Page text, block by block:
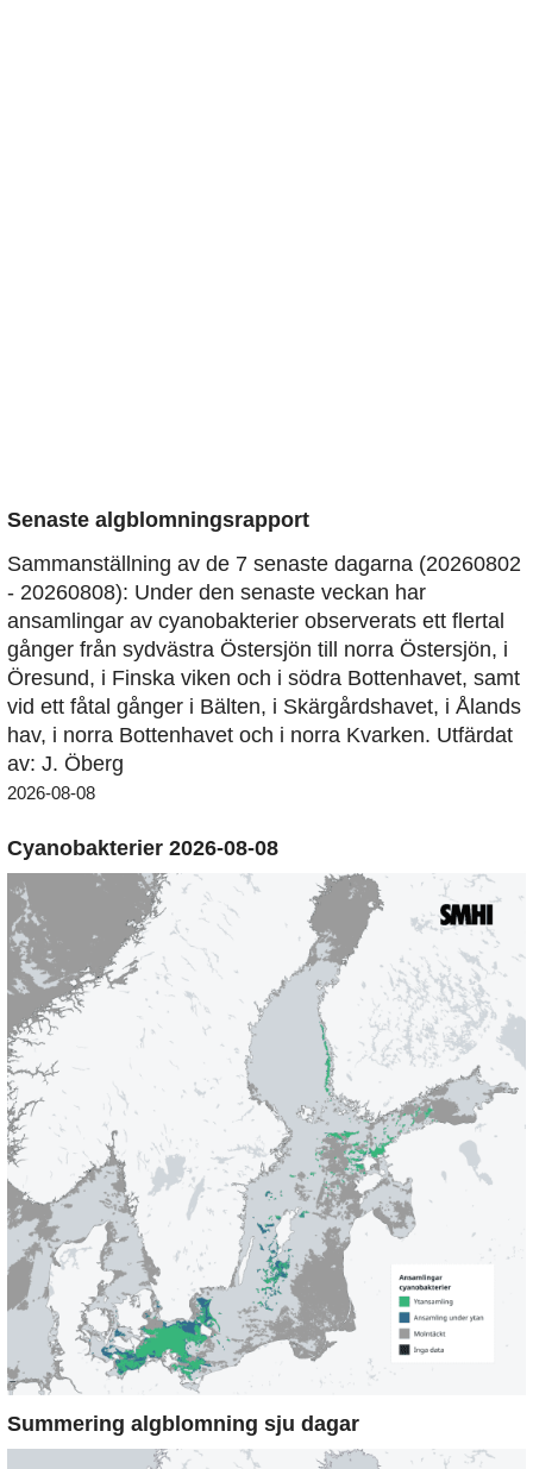
Senaste algblomningsrapport
Sammanställning av de 7 senaste dagarna (20260802
- 20260808): Under den senaste veckan har
ansamlingar av cyanobakterier observerats ett flertal
gånger från sydvästra Östersjön till norra Östersjön, i
Öresund, i Finska viken och i södra Bottenhavet, samt
vid ett fåtal gånger i Bälten, i Skärgårdshavet, i Ålands
hav, i norra Bottenhavet och i norra Kvarken. Utfärdat
av: J. Öberg
2026-08-08
Cyanobakterier 2026-08-08
Summering algblomning sju dagar